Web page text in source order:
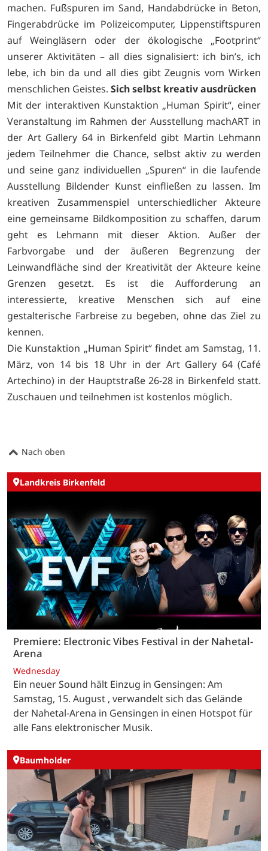
machen. Fußspuren im Sand, Handabdrücke in Beton,
Fingerabdrücke im Polizeicomputer, Lippenstiftspuren
auf Weingläsern oder der ökologische „Footprint“
unserer Aktivitäten – all dies signalisiert: ich bin’s, ich
lebe, ich bin da und all dies gibt Zeugnis vom Wirken
menschlichen Geistes. Sich selbst kreativ ausdrücken
Mit der interaktiven Kunstaktion „Human Spirit“, einer
Veranstaltung im Rahmen der Ausstellung machART in
der Art Gallery 64 in Birkenfeld gibt Martin Lehmann
jedem Teilnehmer die Chance, selbst aktiv zu werden
und seine ganz individuellen „Spuren“ in die laufende
Ausstellung Bildender Kunst einfließen zu lassen. Im
kreativen Zusammenspiel unterschiedlicher Akteure
eine gemeinsame Bildkomposition zu schaffen, darum
geht es Lehmann mit dieser Aktion. Außer der
Farbvorgabe und der äußeren Begrenzung der
Leinwandfläche sind der Kreativität der Akteure keine
Grenzen gesetzt. Es ist die Aufforderung an
interessierte, kreative Menschen sich auf eine
gestalterische Farbreise zu begeben, ohne das Ziel zu
kennen.
Die Kunstaktion „Human Spirit“ findet am Samstag, 11.
März, von 14 bis 18 Uhr in der Art Gallery 64 (Café
Artechino) in der Hauptstraße 26-28 in Birkenfeld statt.
Zuschauen und teilnehmen ist kostenlos möglich.
Nach oben
Landkreis Birkenfeld
Premiere: Electronic Vibes Festival in der Nahetal-
Arena
Wednesday
Ein neuer Sound hält Einzug in Gensingen: Am
Samstag, 15. August , verwandelt sich das Gelände
der Nahetal-Arena in Gensingen in einen Hotspot für
alle Fans elektronischer Musik.
Baumholder